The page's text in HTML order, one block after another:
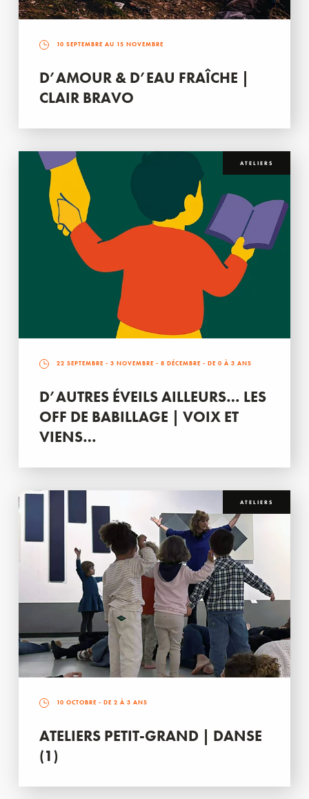
10 SEPTEMBRE AU 15 NOVEMBRE
D’AMOUR & D’EAU FRAÎCHE |
CLAIR BRAVO
ATELIERS
22 SEPTEMBRE - 3 NOVEMBRE - 8 DÉCEMBRE - DE 0 À 3 ANS
D’AUTRES ÉVEILS AILLEURS… LES
OFF DE BABILLAGE | VOIX ET
VIENS…
ATELIERS
10 OCTOBRE - DE 2 À 3 ANS
ATELIERS PETIT-GRAND | DANSE
(1)